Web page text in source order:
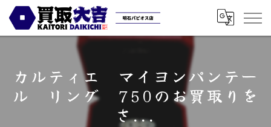
カルティエ マイヨンパンテー
ル リング 750のお買取りを
さ...